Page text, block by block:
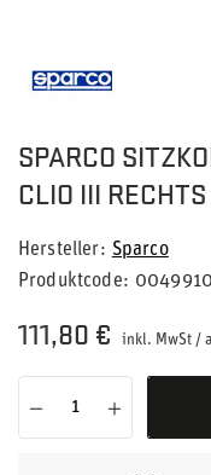
SPARCO
CLIO III RECHTS
Hersteller
Sparco
Produktcode
111,80 € inkl. MwSt /